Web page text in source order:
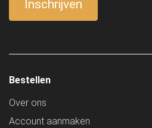
Bestellen
Over ons
Account aanmaken